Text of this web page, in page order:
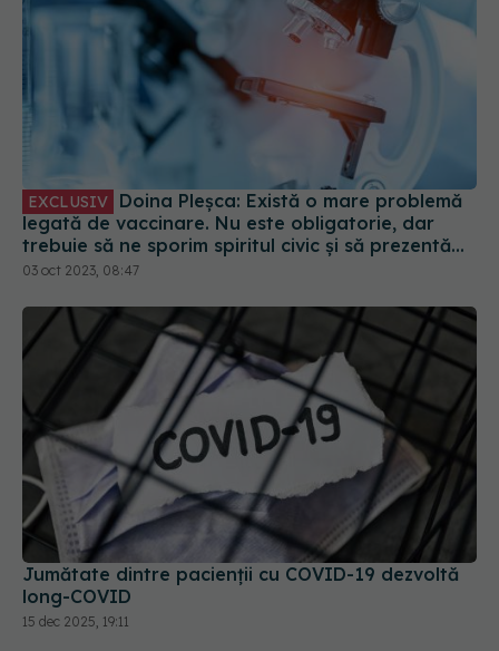
legată de vaccinare. Nu este obligatorie, dar
trebuie să ne sporim spiritul civic și să prezentăm
corect minusurile și plusurile fiecărui vaccin
03 oct 2023, 08:47
Jumătate dintre pacienții cu COVID-19 dezvoltă
long-COVID
15 dec 2025, 19:11